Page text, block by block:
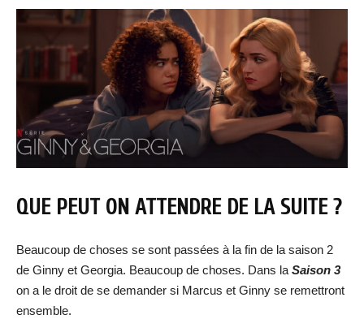
QUE PEUT ON ATTENDRE DE LA SUITE ?
Beaucoup de choses se sont passées à la fin de la saison 2
de Ginny et Georgia. Beaucoup de choses. Dans la Saison 3
on a le droit de se demander si Marcus et Ginny se remettront
ensemble.